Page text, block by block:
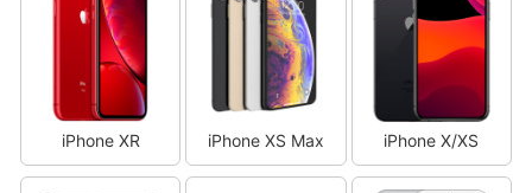
iPhone XR iPhone XS Max iPhone X/XS